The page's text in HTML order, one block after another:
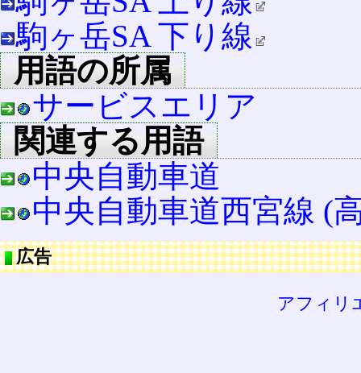
駒ヶ岳SA 下り線
用語の所属
サービスエリア
関連する用語
中央自動車道
中央自動車道西宮線 (
広告
アフィリ